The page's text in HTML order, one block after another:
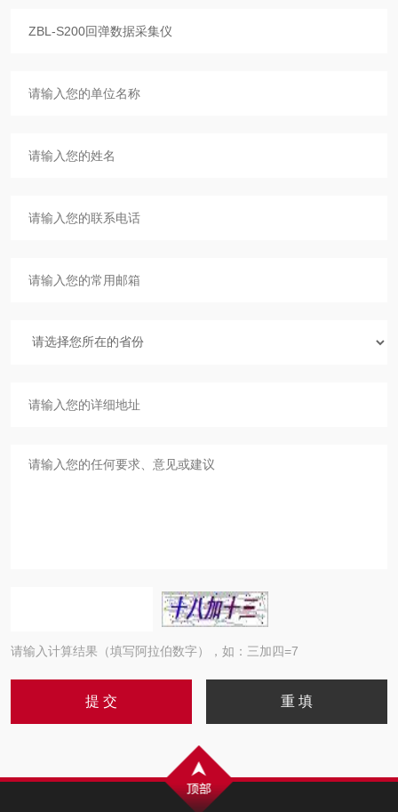
请输入计算结果（填写阿拉伯数字），如：三加四=7